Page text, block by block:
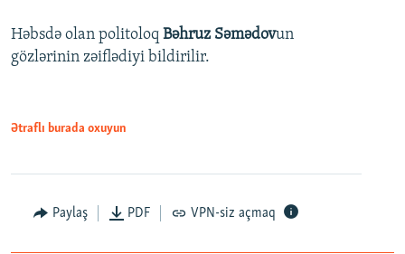
Həbsdə olan politoloq Bəhruz Səmədovun
gözlərinin zəiflədiyi bildirilir.
Ətraflı burada oxuyun
Paylaş PDF VPN-siz açmaq